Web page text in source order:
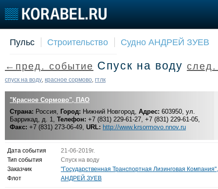
Пульс
Новости
Репутация
Работа
Крюинг
Реклама
Доска объявлений
Продажа флота
Изделия
Материалы
Услуги
Пульс Строительство Судно АНДРЕЙ ЗУЕВ
←пред. событие Спуск на воду
спуск на воду красное сормово гтлк
"Красное Сормово", ПАО
Страна: Россия, Город: Нижний Новгород, Адрес: 603950, ул.
Баррикад, д. 1, Телефон: +7 (831) 229-61-27, +7 (831) 229-61-05,
Факс: +7 (831) 273-06-49, URL: http://www.krsormovo.nnov.ru
Дата события
21-06-2019г.
Тип события
Спуск на воду
Заказчик
"Государственная Транспортная Лизинговая
Флот
АНДРЕЙ ЗУЕВ